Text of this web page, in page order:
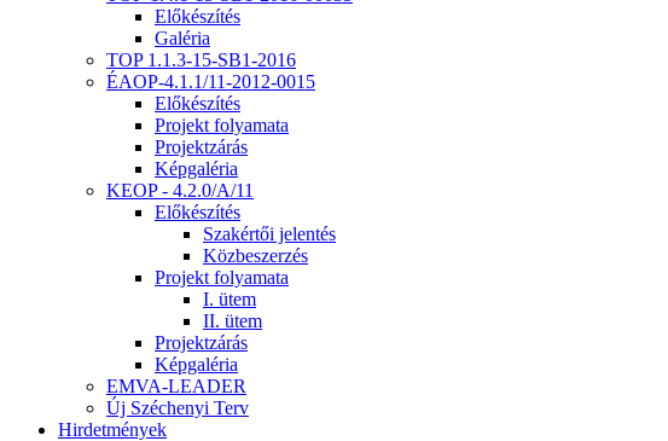
Előkészítés
Galéria
TOP 1.1.3-15-SB1-2016
ÉAOP-4.1.1/11-2012-0015
Előkészítés
Projekt folyamata
Projektzárás
Képgaléria
KEOP - 4.2.0/A/11
Előkészítés
Szakértői jelentés
Közbeszerzés
Projekt folyamata
I. ütem
II. ütem
Projektzárás
Képgaléria
EMVA-LEADER
Új Széchenyi Terv
Hirdetmények